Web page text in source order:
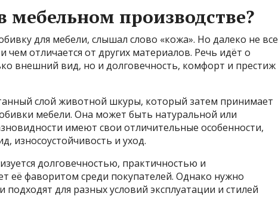
мебельном производстве?
для мебели, слышал слово «кожа». Но далеко не все
чем отличается от других материалов. Речь идёт о
внешний вид, но и долговечность, комфорт и престиж
слой животной шкуры, который затем принимает
мебели. Она может быть натуральной или
имеют свои отличительные особенности,
износоустойчивость и уход.
долговечностью, практичностью и
её фаворитом среди покупателей. Однако нужно
для разных условий эксплуатации и стилей